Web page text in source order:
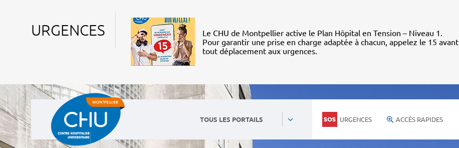
URGENCES
Le CHU de Montpellier active le Plan Hôpital en Tension – Niveau 1.
Pour garantir une prise en charge adaptée à chacun, appelez le 15 avant
tout déplacement aux urgences.
TOUS LES PORTAILS URGENCES ACCÈS RAPIDES